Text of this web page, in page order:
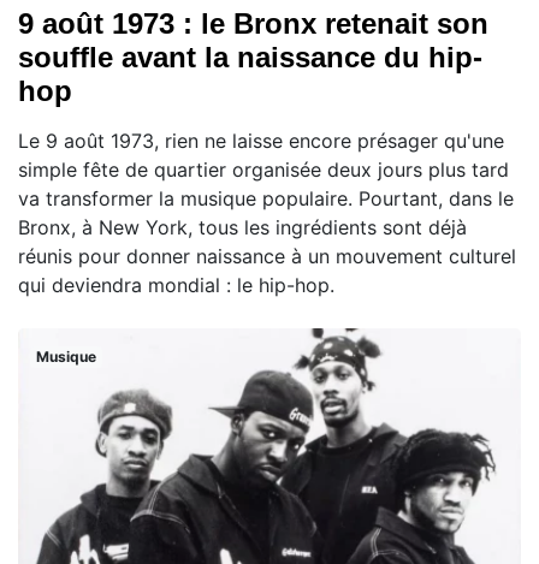
9 août 1973 : le Bronx retenait son
souffle avant la naissance du hip-
hop
Le 9 août 1973, rien ne laisse encore présager qu'une
simple fête de quartier organisée deux jours plus tard
va transformer la musique populaire. Pourtant, dans le
Bronx, à New York, tous les ingrédients sont déjà
réunis pour donner naissance à un mouvement culturel
qui deviendra mondial : le hip-hop.
Musique